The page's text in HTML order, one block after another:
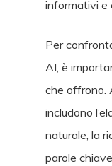
informativi e
Per
AI, è
che offrono.
includono
naturale, la
parole